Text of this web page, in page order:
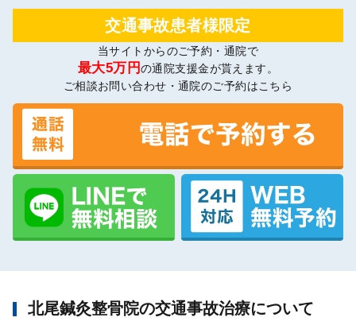
交通事故患者様限定
当サイトからのご予約・通院で
最大5万円の通院支援金が貰えます。
ご相談お問い合わせ・通院のご予約はこちら
北尾鍼灸整骨院の交通事故治療について